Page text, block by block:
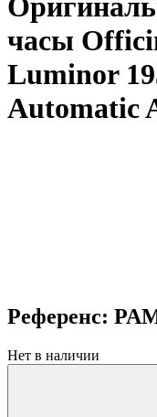
часы
Luminor
Automatic
Референс:
Нет в наличии